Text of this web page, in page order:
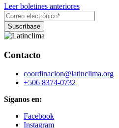
Leer boletines anteriores
Contacto
coordinacion@latinclima.org
+506 8374-0732
Síganos en:
Facebook
Instagram